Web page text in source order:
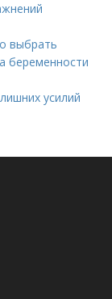
выбрать
беременности
усилий